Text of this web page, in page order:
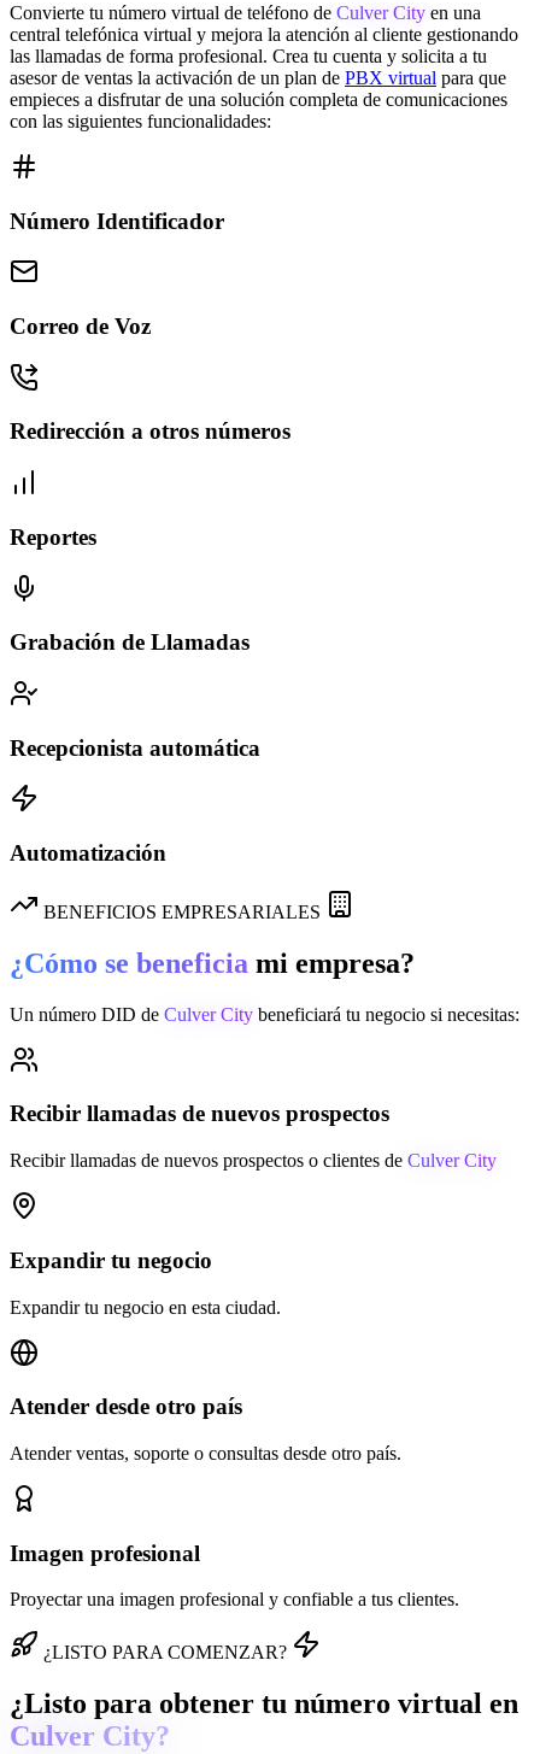
Convierte tu número virtual de teléfono de Culver City en una
central telefónica virtual y mejora la atención al cliente gestionando
las llamadas de forma profesional. Crea tu cuenta y solicita a tu
asesor de ventas la activación de un plan de PBX virtual para que
empieces a disfrutar de una solución completa de comunicaciones
con las siguientes funcionalidades:
Número Identificador
Correo de Voz
Redirección a otros números
Reportes
Grabación de Llamadas
Recepcionista automática
Automatización
BENEFICIOS EMPRESARIALES
¿Cómo se beneficia mi empresa?
Un número DID de Culver City beneficiará tu negocio si necesitas:
Recibir llamadas de nuevos prospectos
Recibir llamadas de nuevos prospectos o clientes de Culver City
Expandir tu negocio
Expandir tu negocio en esta ciudad.
Atender desde otro país
Atender ventas, soporte o consultas desde otro país.
Imagen profesional
Proyectar una imagen profesional y confiable a tus clientes.
¿LISTO PARA COMENZAR?
¿Listo para obtener tu número virtual en
Culver City?